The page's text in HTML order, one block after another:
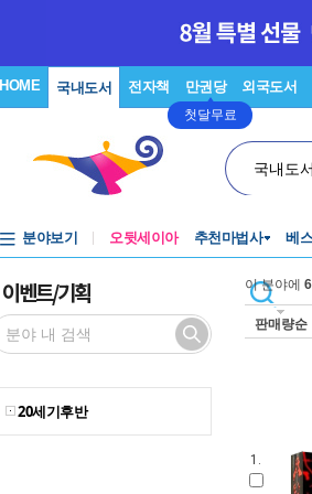
HOME 국내도서 전자책 만권당
첫달무료
외국도서
국내도
분야보기 오뒷세이아 추천마법사 베
이벤트/기획
20세기후반
이 분야에
판매량순
1.